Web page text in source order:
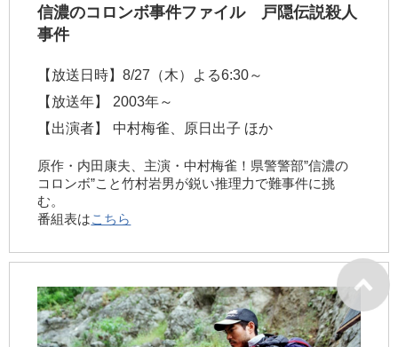
信濃のコロンボ事件ファイル 戸隠伝説殺人
事件
【放送日時】8/27（木）よる6:30～
【放送年】
2003年～
【出演者】
中村梅雀、原日出子 ほか
原作・内田康夫、主演・中村梅雀！県警警部”信濃の
コロンボ”こと竹村岩男が鋭い推理力で難事件に挑
む。
番組表はこちら